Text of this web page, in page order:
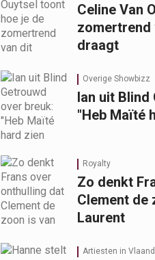
Celine Van
zomertrend
draagt
Overige Showbizz
Ian uit Blind
"Heb Maïté
Royalty
Zo denkt
Clement de
Laurent
Artiesten in